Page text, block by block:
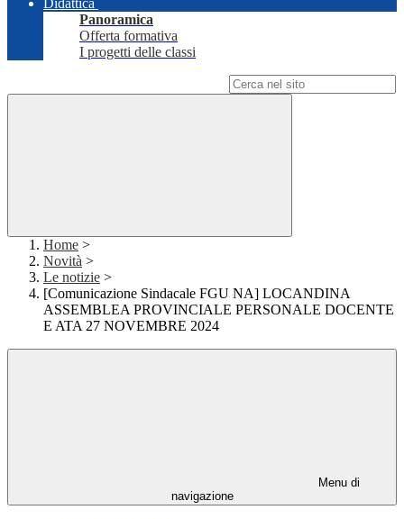
Didattica
Panoramica
Offerta formativa
I progetti delle classi
Home >
Novità >
Le notizie >
[Comunicazione Sindacale FGU NA] LOCANDINA
ASSEMBLEA PROVINCIALE PERSONALE DOCENTE
E ATA 27 NOVEMBRE 2024
Menu di
navigazione